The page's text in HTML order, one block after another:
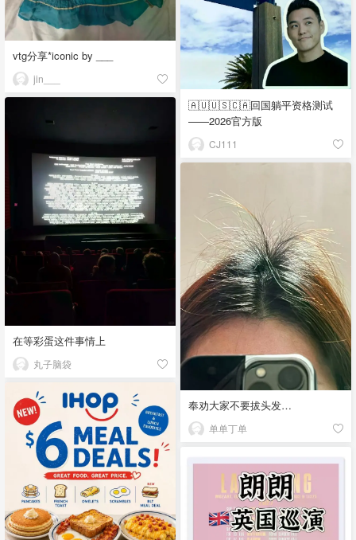
vtg分享*iconic by ___
jin___
🇦🇺🇺🇸🇨🇦回国躺平资格测试
——2026官方版
CJ111
在等彩蛋这件事情上
丸子脑袋
奉劝大家不要拔头发…
单单丁单